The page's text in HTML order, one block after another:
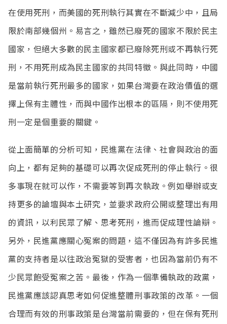
在使用死刑，而美國的死刑執行其實在不斷減少中，且局
限於南部幾個州。易言之，雖然已廢死的國家不限於民主
國家，但絕大多數的民主國家都已廢除死刑或不再執行死
刑，不用死刑成為民主國家的共同特徵。與此同時，中國
是當前執行死刑最多的國家，如果台灣要在政治價值的選
擇上保有主體性，而與中國作出根本的區隔，則不使用死
刑一定是個重要的關鍵。
從上面簡單的分析可知，民進黨在法律、社會與政治的面
向上，都有足夠的基礎可以再次促成死刑的停止執行。很
多事現在就可以作，不需要等到再次執政。例如舉辦或支
持更多的論壇與本土研究，並要求政府公開或整理出有用
的資訊，以利民眾了解、思考死刑，進而促成理性論辯。
另外，民進黨應關心冤案的問題，這不僅因為有許多民進
黨的支持者是以往政治冤獄的受害者，也因為當前仍有不
少民眾飽受冤案之苦。最後，作為一個準備執政的政黨，
民進黨應該認真思考如何促進整體刑事政策的改革。一個
合理而有效的刑事政策是台灣當前需要的，但在保有死刑